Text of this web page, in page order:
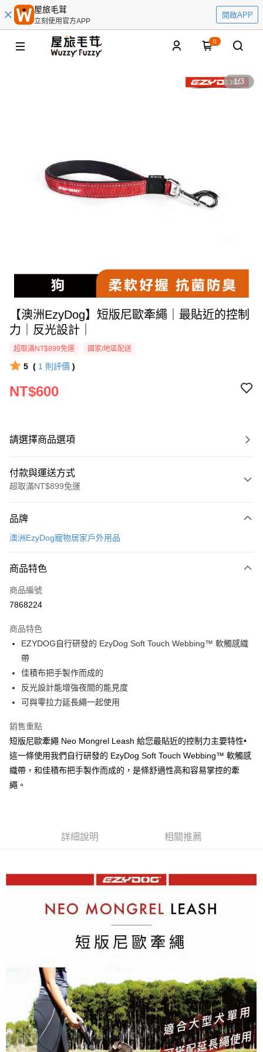
屋旅毛茸
立刻使用官方APP
開啟APP
0
1/3
【澳洲EzyDog】短版尼歐牽繩｜最貼近的控制
力｜反光設計｜
超取滿NT$899免運 國家/地區配送
5 ( 1 則評價 )
NT$600
請選擇商品選項
付款與運送方式
超取滿NT$899免運
信用卡一次付款
LINE Pay
Apple Pay
悠遊付
ATM付款
運送方式
全家取貨付款
7-11取貨付款
每筆NT$60，滿NT$899(含以上)免運費
宅配
每筆NT$100，滿NT$899(含以上)免運費
品牌
澳洲EzyDog寵物居家戶外用品
商品特色
商品編號
7868224
商品特色
EZYDOG自行研發的 EzyDog Soft Touch Webbing™ 軟觸感織
帶
佳積布把手製作而成的
反光設計能增強夜間的能見度
可與零拉力延長繩一起使用
銷售重點
短版尼歐牽繩 Neo Mongrel Leash 給您最貼近的控制力主要特性•
這一條使用我們自行研發的 EzyDog Soft Touch Webbing™ 軟觸感
織帶，和佳積布把手製作而成的，是條舒適性高和容易掌控的牽
繩。
詳細說明 相關推薦